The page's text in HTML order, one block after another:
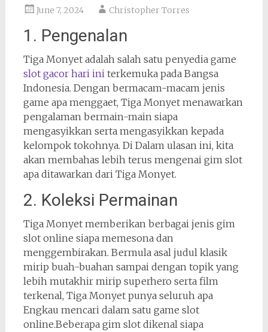
June 7, 2024 Christopher Torres
1. Pengenalan
Tiga Monyet adalah salah satu penyedia game
slot gacor hari initerkemuka pada Bangsa
Indonesia. Dengan bermacam-macam jenis
game apa menggaet, Tiga Monyet menawarkan
pengalaman bermain-main siapa
mengasyikkan serta mengasyikkan kepada
kelompok tokohnya. Di Dalam ulasan ini, kita
akan membahas lebih terus mengenai gim slot
apa ditawarkan dari Tiga Monyet.
2. Koleksi Permainan
Tiga Monyet memberikan berbagai jenis gim
slot online siapa memesona dan
menggembirakan. Bermula asal judul klasik
mirip buah-buahan sampai dengan topik yang
lebih mutakhir mirip superhero serta film
terkenal, Tiga Monyet punya seluruh apa
Engkau mencari dalam satu game slot
online.Beberapa gim slot dikenal siapa